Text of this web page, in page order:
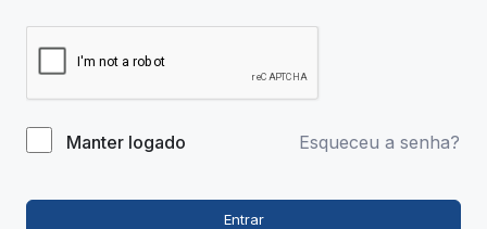
Manter logado Esqueceu a senha?
Entrar